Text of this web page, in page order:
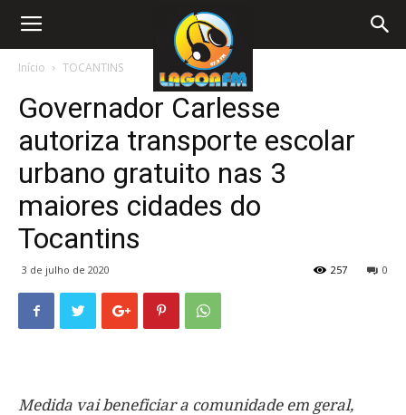
Início TOCANTINS
Governador Carlesse
autoriza transporte escolar
urbano gratuito nas 3
maiores cidades do
Tocantins
3 de julho de 2020 0
257
Medida vai beneficiar a comunidade em geral,